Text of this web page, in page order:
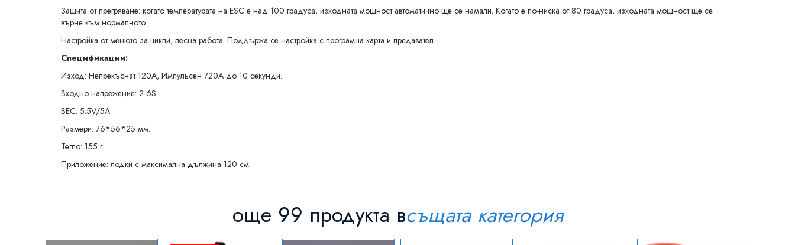
Защита от прегряване: когато температурата на ESC е над 100 градуса, изходната мощност автоматично ще се намали. Когато е по-ниска от 80 градуса, изходната мощност ще се
върне към нормалното.
Настройка от менюто за цикли, лесна работа. Поддържа се настройка с програмна карта и предавател.
Спецификации:
Изход: Непрекъснат 120A, Импульсен 720A до 10 секунди.
Входно напрежение: 2-6S
BEC: 5.5V/5A
Размери: 76*56*25 мм.
Тегло: 155 г.
Приложение: лодки с максимална дължина 120 см
още 99 продукта всъщата категория